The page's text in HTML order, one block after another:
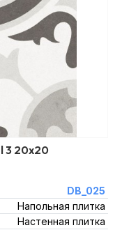
3 20x20
DB_025
Напольная плитка
Настенная плитка